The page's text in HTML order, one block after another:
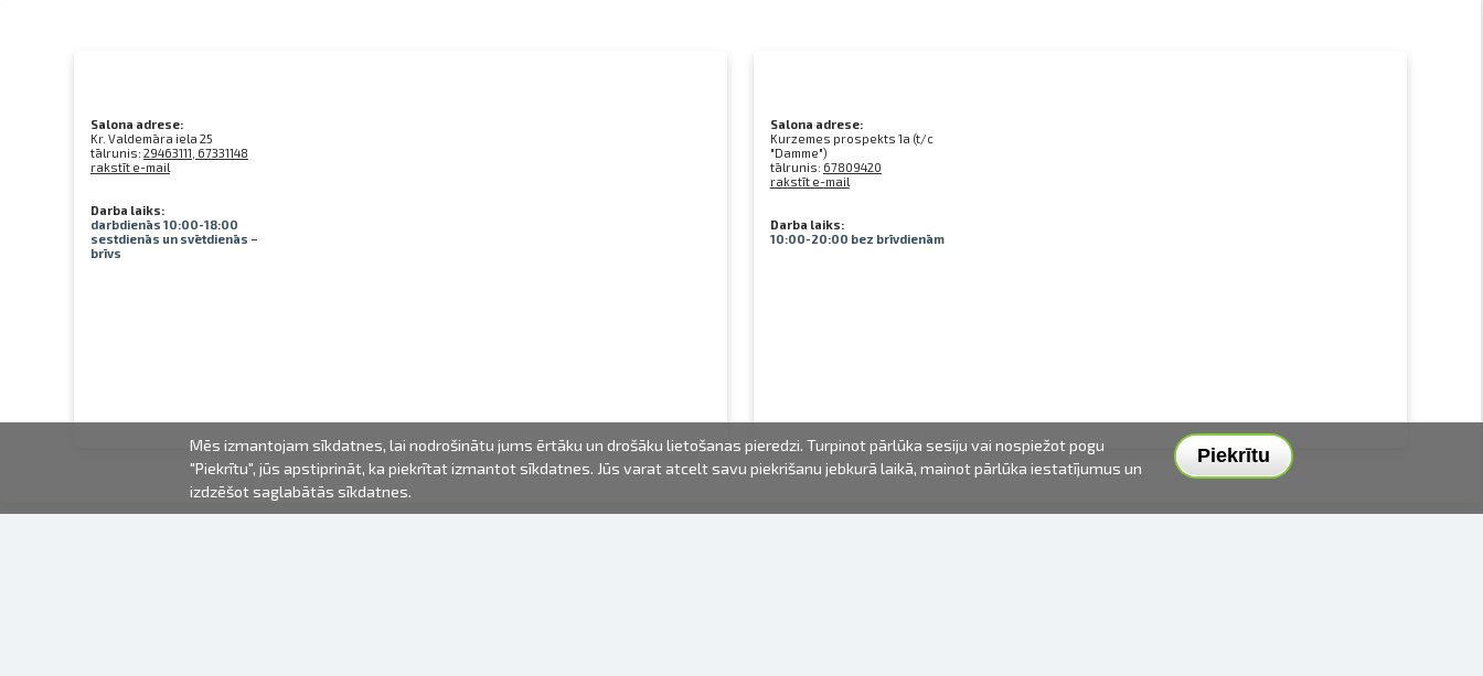
Salona adrese:
Kr. Valdemāra iela 25
tālrunis: 29463111, 67331148
rakstīt e-mail
Darba laiks:
darbdienās 10:00-18:00
sestdienās un svētdienās –
brīvs
Salona adrese:
Kurzemes prospekts 1a (t/c
"Damme")
tālrunis: 67809420
rakstīt e-mail
Darba laiks:
10:00-20:00 bez brīvdienām
Piekrītu
Mēs izmantojam sīkdatnes, lai nodrošinātu jums ērtāku un drošāku lietošanas pieredzi. Turpinot pārlūka sesiju vai nospiežot pogu
"Piekrītu", jūs apstiprināt, ka piekrītat izmantot sīkdatnes. Jūs varat atcelt savu piekrišanu jebkurā laikā, mainot pārlūka iestatījumus un
izdzēšot saglabātās sīkdatnes.